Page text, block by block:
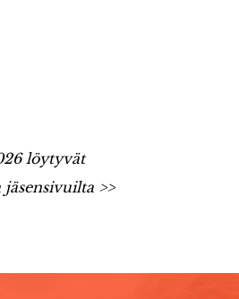
löytyvät
jäsensivuilta >>